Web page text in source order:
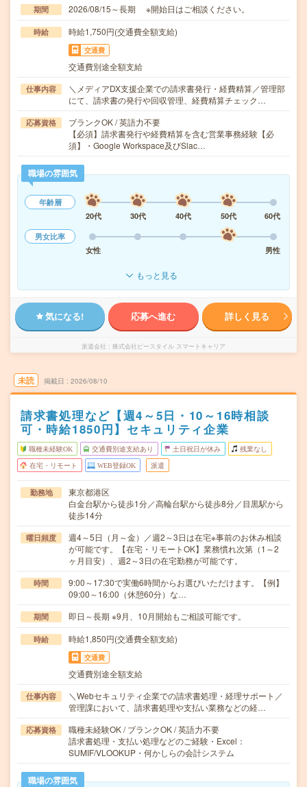
期間 2026/08/15～長期 ※開始日はご相談ください。
時給 時給1,750円(交通費全額支給)
交通費
交通費別途全額支給
仕事内容
＼メディアDX支援企業での請求書発行・経費精算／管理部
にて、請求書の発行や回収管理、経費精算チェック…
応募資格
ブランクOK / 英語力不要
【必須】請求書発行や経費精算を含む営業事務経験【必
須】・Google Workspace及びSlac…
職場の雰囲気
年齢層
20代
30代 40代 50代
60代
男女比率
女性
男性
もっと見る
気になる! 応募へ進む 詳しく見る
派遣会社 株式会社ビースタイル スマートキャリア
未読 掲載日 2026/08/10
請求書処理など【週4～5日・10～16時相談
可・時給1850円】セキュリティ企業
職種未経験OK 交通費別途支給あり 土日祝日が休み 残業なし
在宅・リモート WEB登録OK 派遣
勤務地
東京都港区
白金台駅から徒歩1分／高輪台駅から徒歩8分／目黒駅から
徒歩14分
曜日頻度
週4～5日（月～金）／週2～3日は在宅※事前のお休み相談
が可能です。【在宅・リモートOK】業務慣れ次第（1～2
ヶ月目安）、週2～3日の在宅勤務が可能です。
時間
9:00～17:30で実働6時間からお選びいただけます。【例】
09:00～16:00（休憩60分）な…
期間 即日～長期 ※9月、10月開始もご相談可能です。
時給 時給1,850円(交通費全額支給)
交通費
交通費別途全額支給
仕事内容
＼Webセキュリティ企業での請求書処理・経理サポート／
管理課において、請求書処理や支払い業務などの経…
応募資格
職種未経験OK / ブランクOK / 英語力不要
請求書処理・支払い処理などのご経験・Excel：
SUMIF/VLOOKUP・何かしらの会計システム
職場の雰囲気